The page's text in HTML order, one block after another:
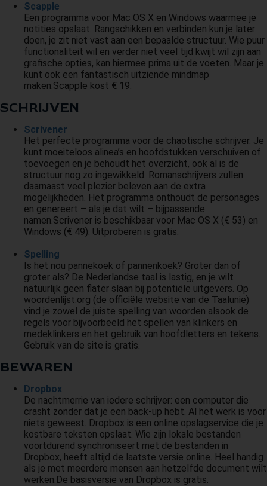
Scapple
Een programma voor Mac OS X en Windows waarmee je
notities opslaat. Rangschikken en verbinden kun je later
doen, je zit niet vast aan een bepaalde structuur. Wie puur
functionaliteit wil en verder niet veel tijd kwijt wil zijn aan
grafische opties, kan hiermee prima uit de voeten. Maar je
kunt ook een fantastisch uitziende mindmap
maken.Scapple kost € 19.
SCHRIJVEN
Scrivener
Het perfecte programma voor de chaotische schrijver. Je
kunt moeiteloos alinea’s en hoofdstukken verschuiven of
toevoegen en je behoudt het overzicht, ook al is de
structuur nog zo ingewikkeld. Romanschrijvers zullen
daarnaast veel plezier beleven aan de extra
mogelijkheden. Het programma onthoudt de personages
en genereert – als je dat wilt – bijpassende
namen.Scrivener is beschikbaar voor Mac OS X (€ 53) en
Windows (€ 49). Uitproberen is gratis.
Spelling
Is het nou pannekoek of pannenkoek? Groter dan of
groter als? De Nederlandse taal is lastig, en je wilt
natuurlijk geen flater slaan bij potentiële uitgevers. Op
woordenlijst.org (de officiële website van de Taalunie)
vind je zowel de juiste spelling van woorden alsook de
regels voor bijvoorbeeld het spellen van klinkers en
medeklinkers en het gebruik van hoofdletters en tekens.
Gebruik van de site is gratis.
BEWAREN
Dropbox
De nachtmerrie van iedere schrijver: een computer die
crasht zonder dat je een back-up hebt. Al het werk is voor
niets geweest. Dropbox is een online opslagservice die je
kostbare teksten opslaat. Wie zijn lokale bestanden
voortdurend synchroniseert met de bestanden in
Dropbox, heeft altijd de laatste versie online. Heel handig
als je met meerdere mensen aan hetzelfde document wilt
werken.De basisversie van Dropbox is gratis.